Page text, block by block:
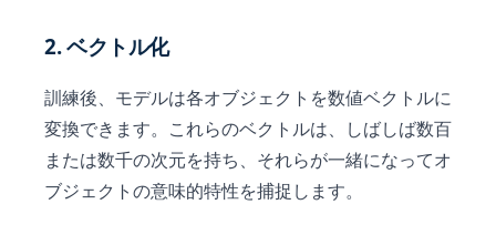
2. ベクトル化
訓練後、モデルは各オブジェクトを数値ベクトルに
変換できます。これらのベクトルは、しばしば数百
または数千の次元を持ち、それらが一緒になってオ
ブジェクトの意味的特性を捕捉します。